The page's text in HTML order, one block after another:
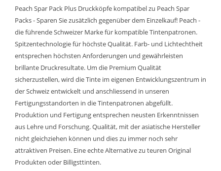
Peach Spar Pack Plus Druckköpfe kompatibel zu Peach Spar
Packs - Sparen Sie zusätzlich gegenüber dem Einzelkauf! Peach -
die führende Schweizer Marke für kompatible Tintenpatronen.
Spitzentechnologie für höchste Qualität. Farb- und Lichtechtheit
entsprechen höchsten Anforderungen und gewährleisten
brillante Druckresultate. Um die Premium Qualität
sicherzustellen, wird die Tinte im eigenen Entwicklungszentrum in
der Schweiz entwickelt und anschliessend in unseren
Fertigungsstandorten in die Tintenpatronen abgefüllt.
Produktion und Fertigung entsprechen neusten Erkenntnissen
aus Lehre und Forschung. Qualität, mit der asiatische Hersteller
nicht gleichziehen können und dies zu immer noch sehr
attraktiven Preisen. Eine echte Alternative zu teuren Original
Produkten oder Billigsttinten.